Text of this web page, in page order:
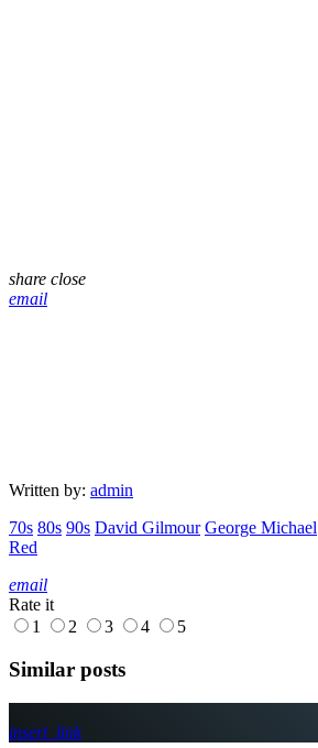
share close
email
Written by: admin
70s 80s 90s David Gilmour George Michael
Red
email
Rate it
1
2 3 4 5
Similar posts
insert_link